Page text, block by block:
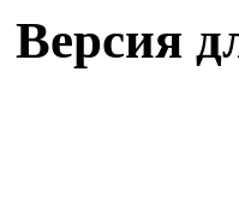
Версия